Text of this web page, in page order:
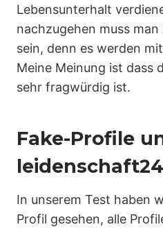
Lebensunterhalt
nachzugehen muss
sein, denn es werden
Meine Meinung ist dass
sehr fragwürdig ist.
Fake-Profile
In unserem Test haben
Profil gesehen, alle